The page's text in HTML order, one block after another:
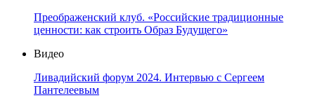
Преображенский клуб. «Российские традиционные
ценности: как строить Образ Будущего»
Видео
Ливадийский форум 2024. Интервью с Сергеем
Пантелеевым